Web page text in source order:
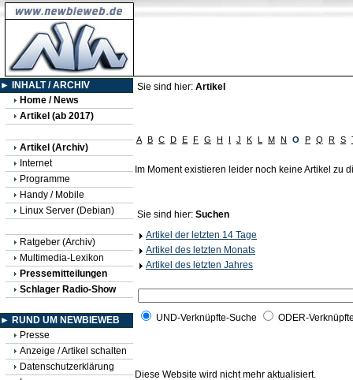
► INHALT / ARCHIV
Home / News
Artikel (ab 2017)
Artikel (Archiv)
Internet
Programme
Handy / Mobile
Linux Server (Debian)
Ratgeber (Archiv)
Multimedia-Lexikon
Pressemitteilungen
Schlager Radio-Show
► RUND UM NEWBIEWEB
Presse
Anzeige / Artikel schalten
Datenschutzerklärung
Sie sind hier: Artikel
A B C D E F G H I J K L M N O P Q R S
Im Moment existieren leider noch keine Artikel zu
Sie sind hier: Suchen
Artikel der letzten 14 Tage
Artikel des letzten Monats
Artikel des letzten Jahres
UND-Verknüpfte-Suche ODER-
Diese Website wird nicht mehr aktualisiert.